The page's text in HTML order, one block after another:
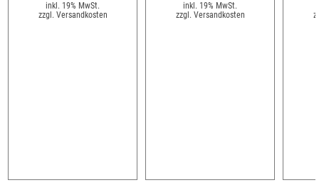
inkl. 19% MwSt.
zzgl. Versandkosten
inkl. 19% MwSt.
zzgl. Versandkosten